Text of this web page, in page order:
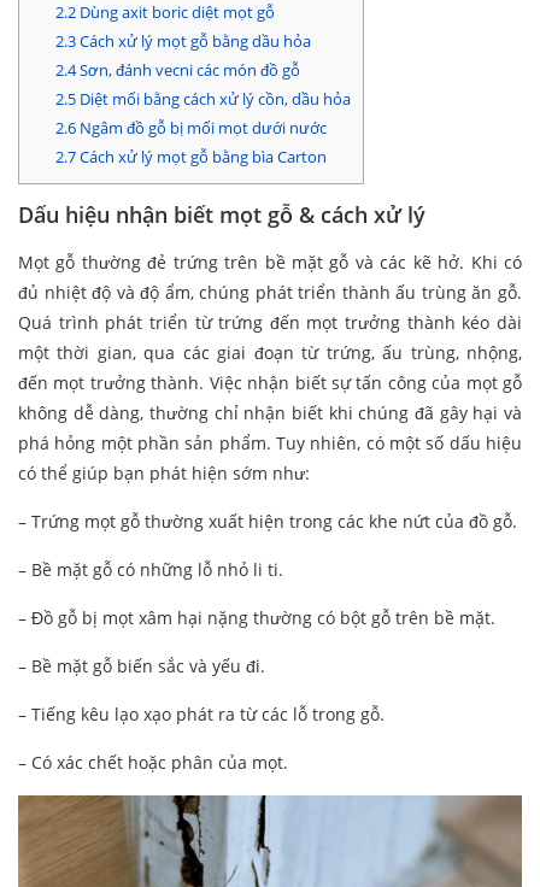
2.2Dùng axit boric diệt mọt gỗ
2.3Cách xử lý mọt gỗ bằng dầu hỏa
2.4Sơn, đánh vecni các món đồ gỗ
2.5Diệt mối bằng cách xử lý cồn, dầu hỏa
2.6Ngâm đồ gỗ bị mối mọt dưới nước
2.7Cách xử lý mọt gỗ bằng bìa Carton
Dấu hiệu nhận biết mọt gỗ & cách xử lý
Mọt gỗ thường đẻ trứng trên bề mặt gỗ và các kẽ hở. Khi có
đủ nhiệt độ và độ ẩm, chúng phát triển thành ấu trùng ăn gỗ.
Quá trình phát triển từ trứng đến mọt trưởng thành kéo dài
một thời gian, qua các giai đoạn từ trứng, ấu trùng, nhộng,
đến mọt trưởng thành. Việc nhận biết sự tấn công của mọt gỗ
không dễ dàng, thường chỉ nhận biết khi chúng đã gây hại và
phá hỏng một phần sản phẩm. Tuy nhiên, có một số dấu hiệu
có thể giúp bạn phát hiện sớm như:
– Trứng mọt gỗ thường xuất hiện trong các khe nứt của đồ gỗ.
– Bề mặt gỗ có những lỗ nhỏ li ti.
– Đồ gỗ bị mọt xâm hại nặng thường có bột gỗ trên bề mặt.
– Bề mặt gỗ biến sắc và yếu đi.
– Tiếng kêu lạo xạo phát ra từ các lỗ trong gỗ.
– Có xác chết hoặc phân của mọt.